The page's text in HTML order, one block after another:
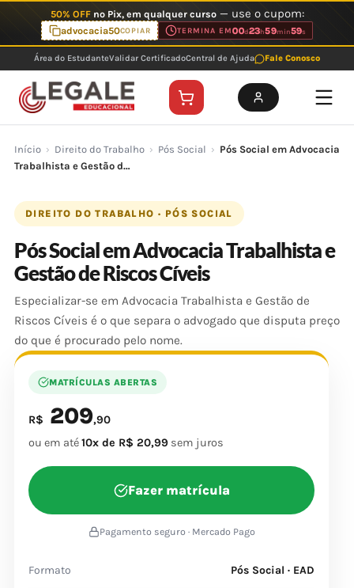
o
conteúdo
50% OFFno Pix, em qualquer curso— use o cupom:
advocacia50COPIAR TERMINA EM00d23h59min59s
Área do EstudanteValidar CertificadoCentral de Ajuda Fale Conosco
Início › Direito do Trabalho › Pós Social › Pós Social em Advocacia
Trabalhista e Gestão d…
DIREITO DO TRABALHO · PÓS SOCIAL
Pós Social em Advocacia Trabalhista e
Gestão de Riscos Cíveis
Especializar-se em Advocacia Trabalhista e Gestão de
Riscos Cíveis é o que separa o advogado que disputa preço
do que é procurado pelo nome.
MATRÍCULAS ABERTAS
R$ 209,90
ou em até10x de R$ 20,99 sem juros
Fazer matrícula
Pagamento seguro · Mercado Pago
Formato Pós Social · EAD